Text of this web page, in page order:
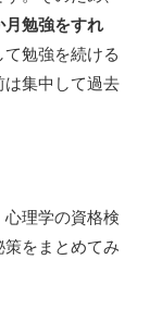
月勉強をすれ
勉強を続ける
集中して過去
理学の資格検
をまとめてみ